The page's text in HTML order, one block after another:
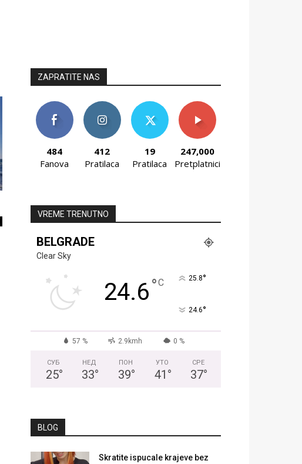
ZAPRATITE NAS
484
Fanova
412
Pratilaca
19
Pratilaca
247,000
Pretplatnici
VREME TRENUTNO
BELGRADE
Clear Sky
24.6°C 25.8°
24.6°
57 % 2.9kmh 0 %
СУБ
25°
НЕД
33°
ПОН
39°
УТО
41 °
СРЕ
37°
BLOG
Skratite ispucale krajeve bez